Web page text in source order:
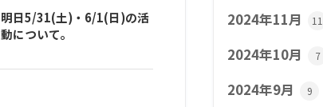
明日5/31(土)・6/1(日)の活
動について。
2024年11月 11
2024年10月 7
2024年9月 9